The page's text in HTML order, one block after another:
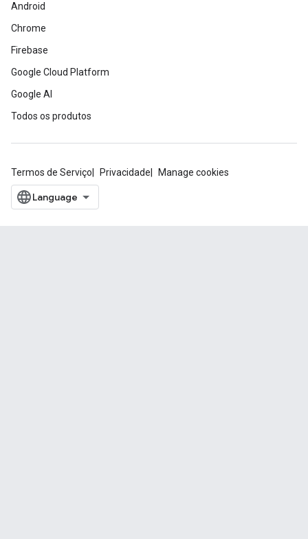
Android
Chrome
Firebase
Google Cloud Platform
Google AI
Todos os produtos
Termos de Serviço Privacidade Manage cookies